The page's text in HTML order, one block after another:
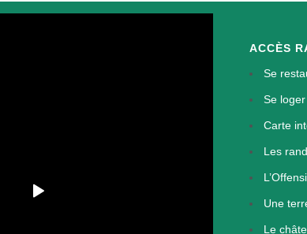
ACCÈS
Se
Se loger
Carte
Les
Une
Le